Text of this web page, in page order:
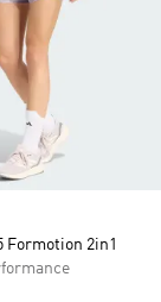
Formotion 2in1